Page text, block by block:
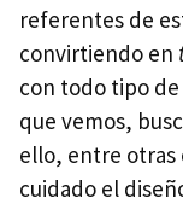
referentes de
convirtiendo en
con todo tipo
que vemos,
ello, entre otras
cuidado el